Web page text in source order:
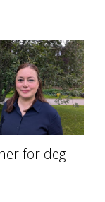
for deg!